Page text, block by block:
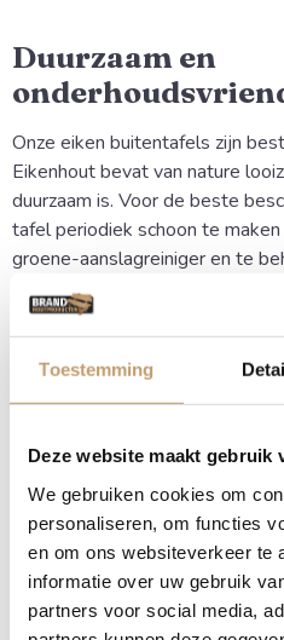
Toestemming
Deze website maakt gebruik
We gebruiken cookies om
personaliseren, om functies
en om ons websiteverkeer te
informatie over uw gebruik
partners voor social media,
Duurzaam en
Onze eiken buitentafels zijn
Eikenhout bevat van nature
duurzaam is. Voor de beste
tafel periodiek schoon te
groene-aanslagreiniger en te
blijft jouw tafel beschermd en
kleur en karakteristieke uitstraling.
Op maat
en stem de tafel volledig af op
compacte eettafel zoekt of een
waar iedereen aan kan
Levering op de
in overleg.